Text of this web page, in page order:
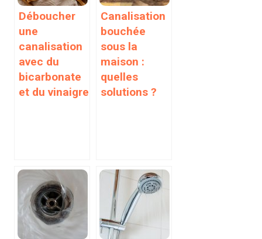
Déboucher
une
canalisation
avec du
bicarbonate
et du vinaigre
Canalisation
bouchée
sous la
maison :
quelles
solutions ?